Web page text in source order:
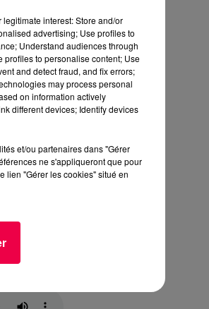
interest: Store and/or
advertising; Use profiles to
Understand audiences through
profiles to personalise content; Use
and detect fraud, and fix errors;
may process personal
on information actively
different devices; Identify devices
et/ou partenaires dans "Gérer
ne s'appliqueront que pour
lien "Gérer les cookies" situé en